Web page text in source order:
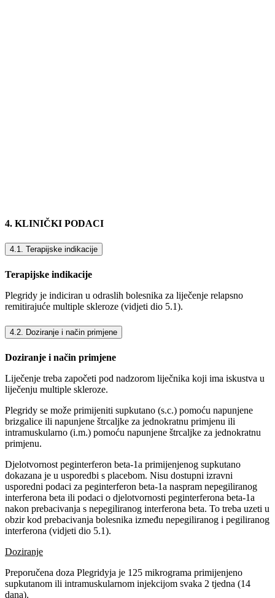
4. KLINIČKI PODACI
4.1. Terapijske indikacije
Terapijske indikacije
Plegridy je indiciran u odraslih bolesnika za liječenje relapsno
remitirajuće multiple skleroze (vidjeti dio 5.1).
4.2. Doziranje i način primjene
Doziranje i način primjene
Liječenje treba započeti pod nadzorom liječnika koji ima iskustva u
liječenju multiple skleroze.
Plegridy se može primijeniti supkutano (s.c.) pomoću napunjene
brizgalice ili napunjene štrcaljke za jednokratnu primjenu ili
intramuskularno (i.m.) pomoću napunjene štrcaljke za jednokratnu
primjenu.
Djelotvornost peginterferon beta-1a primijenjenog supkutano
dokazana je u usporedbi s placebom. Nisu dostupni izravni
usporedni podaci za peginterferon beta-1a naspram nepegiliranog
interferona beta ili podaci o djelotvornosti peginterferona beta-1a
nakon prebacivanja s nepegiliranog interferona beta. To treba uzeti u
obzir kod prebacivanja bolesnika između nepegiliranog i pegiliranog
interferona (vidjeti dio 5.1).
Doziranje
Preporučena doza Plegridyja je 125 mikrograma primijenjeno
supkutanom ili intramuskularnom injekcijom svaka 2 tjedna (14
dana).